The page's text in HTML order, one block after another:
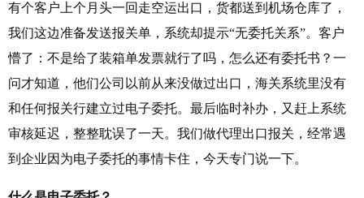
有个客户上个月头一回走空运出口，货都送到机场仓库了，
我们这边准备发送报关单，系统却提示“无委托关系”。客户
懵了：不是给了装箱单发票就行了吗，怎么还有委托书？一
问才知道，他们公司以前从来没做过出口，海关系统里没有
和任何报关行建立过电子委托。最后临时补办，又赶上系统
审核延迟，整整耽误了一天。我们做代理出口报关，经常遇
到企业因为电子委托的事情卡住，今天专门说一下。